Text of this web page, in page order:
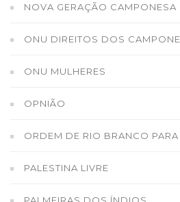
NOVA GERAÇÃO CAMPONESA
ONU DIREITOS DOS
ONU MULHERES
OPNIÃO
ORDEM DE RIO BRANCO
PALESTINA LIVRE